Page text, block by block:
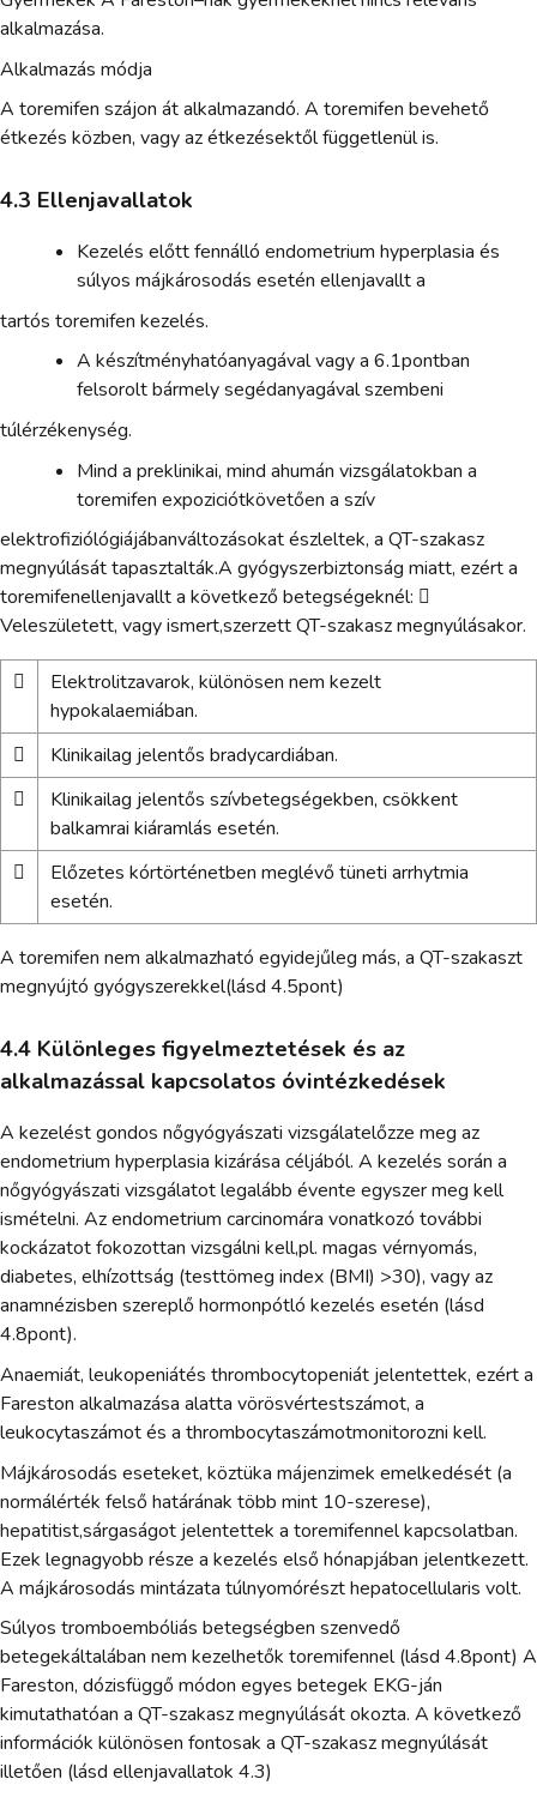
alkalmazása.
Alkalmazás módja
A toremifen szájon át alkalmazandó. A toremifen bevehető
étkezés közben, vagy az étkezésektől függetlenül is.
4.3 Ellenjavallatok
Kezelés előtt fennálló endometrium hyperplasia és
súlyos májkárosodás esetén ellenjavallt a
tartós toremifen kezelés.
A készítményhatóanyagával vagy a 6.1pontban
felsorolt bármely segédanyagával szembeni
túlérzékenység.
Mind a preklinikai, mind ahumán vizsgálatokban a
toremifen expoziciótkövetően a szív
elektrofiziólógiájábanváltozásokat észleltek, a QT-szakasz
megnyúlását tapasztalták.A gyógyszerbiztonság miatt, ezért a
toremifenellenjavallt a következő betegségeknél: 
Veleszületett, vagy ismert,szerzett QT-szakasz megnyúlásakor.

Elektrolitzavarok, különösen nem kezelt
hypokalaemiában.

Klinikailag jelentős bradycardiában.

Klinikailag jelentős szívbetegségekben, csökkent
balkamrai kiáramlás esetén.

Előzetes kórtörténetben meglévő tüneti arrhytmia
esetén.
A toremifen nem alkalmazható egyidejűleg más, a QT-szakaszt
megnyújtó gyógyszerekkel(lásd 4.5pont)
4.4 Különleges figyelmeztetések és az
alkalmazással kapcsolatos óvintézkedések
A kezelést gondos nőgyógyászati vizsgálatelőzze meg az
endometrium hyperplasia kizárása céljából. A kezelés során a
nőgyógyászati vizsgálatot legalább évente egyszer meg kell
ismételni. Az endometrium carcinomára vonatkozó további
kockázatot fokozottan vizsgálni kell,pl. magas vérnyomás,
diabetes, elhízottság (testtömeg index (BMI) >30), vagy az
anamnézisben szereplő hormonpótló kezelés esetén (lásd
4.8pont).
Anaemiát, leukopeniátés thrombocytopeniát jelentettek, ezért a
Fareston alkalmazása alatta vörösvértestszámot, a
leukocytaszámot és a thrombocytaszámotmonitorozni kell.
Májkárosodás eseteket, köztüka májenzimek emelkedését (a
normálérték felső határának több mint 10-szerese),
hepatitist,sárgaságot jelentettek a toremifennel kapcsolatban.
Ezek legnagyobb része a kezelés első hónapjában jelentkezett.
A májkárosodás mintázata túlnyomórészt hepatocellularis volt.
Súlyos tromboembóliás betegségben szenvedő
betegekáltalában nem kezelhetők toremifennel (lásd 4.8pont) A
Fareston, dózisfüggő módon egyes betegek EKG-ján
kimutathatóan a QT-szakasz megnyúlását okozta. A következő
információk különösen fontosak a QT-szakasz megnyúlását
illetően (lásd ellenjavallatok 4.3)